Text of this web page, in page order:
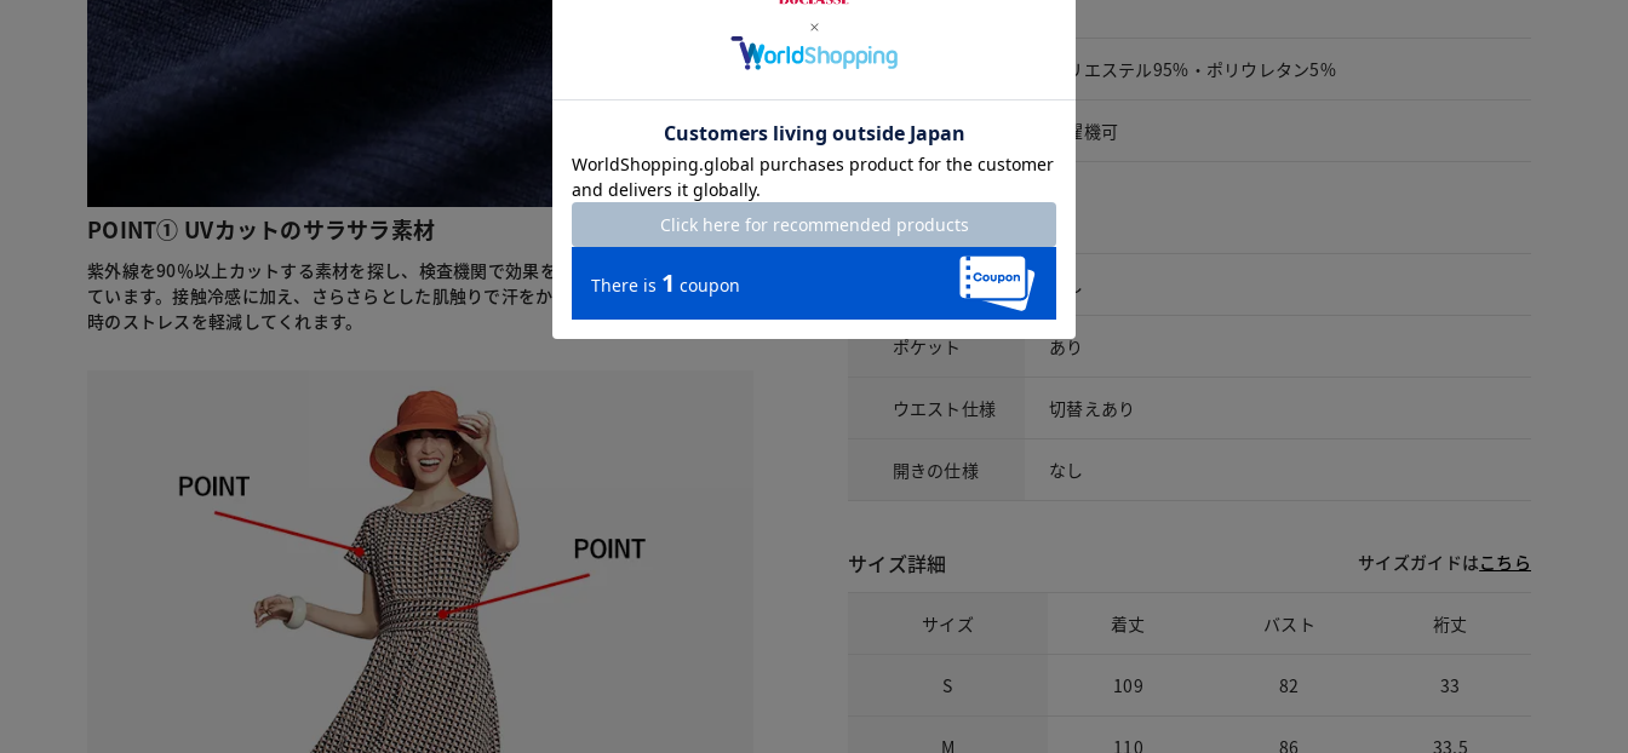
POINT① UVカットのサラサラ素材
紫外線を90％以上カットする素材を探し、検査機関で効果を認められた生地を使用し
ています。接触冷感に加え、さらさらとした肌触りで汗をかいても貼りつかず、着用
時のストレスを軽減してくれます。
素材
素材 ポリエステル95%・ポリウレタン5%
洗濯表示 洗濯機可
アイテム詳細
なし
ポケット あり
ウエスト仕様 切替えあり
開きの仕様 なし
サイズ詳細 サイズガイドはこちら
サイズ 着丈 バスト 裄丈
S 109 82 33
M 110 86 33.5